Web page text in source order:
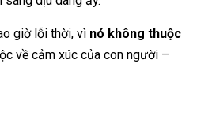
giờ lỗi thời, vì nó không thuộc
về cảm xúc của con người –